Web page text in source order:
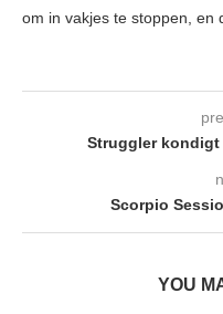
om in vakjes te stoppen, en
Struggler kondigt
Scorpio
YOU